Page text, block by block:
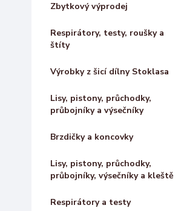
Zbytkový výprodej
Respirátory, testy, roušky a
štíty
Výrobky z šicí dílny Stoklasa
Lisy, pistony, průchodky,
průbojníky a výsečníky
Brzdičky a koncovky
Lisy, pistony, průchodky,
průbojníky, výsečníky a kleště
Respirátory a testy